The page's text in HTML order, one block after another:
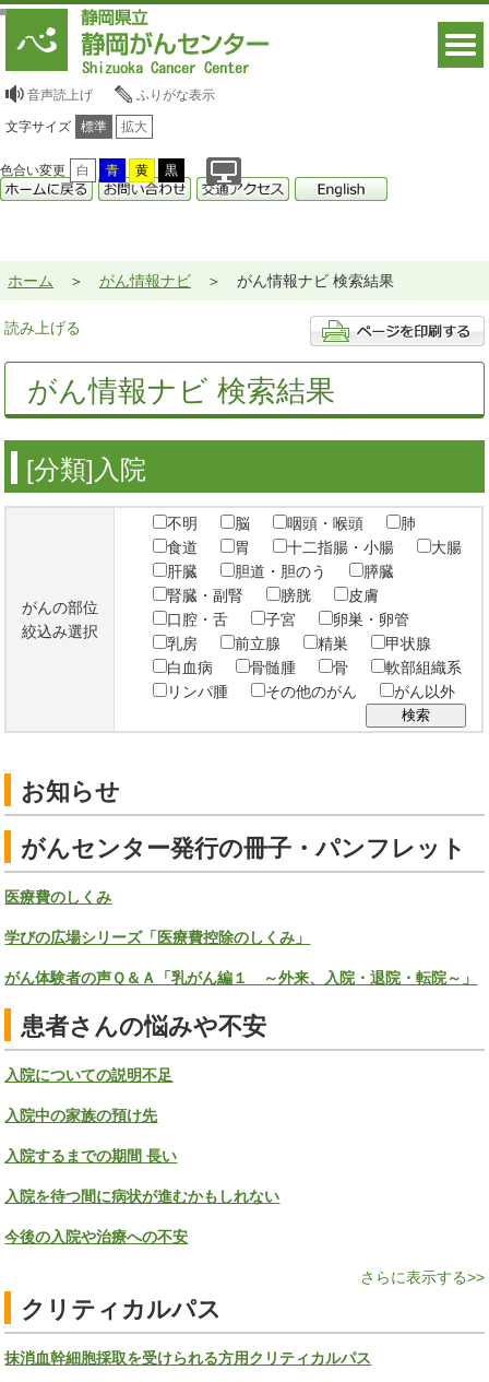
音声読上げ ふりがな表示
文字サイズ 標準 拡大
色合い変更 白 青 黄 黒
ホーム がん情報ナビ がん情報ナビ 検索結果
読み上げる
がん情報ナビ 検索結果
[分類]入院
がんの部位
絞込み選択
不明 脳 咽頭・喉頭
肺
食道
胃 十二指腸・小腸
大腸
肝臓
胆道・胆のう
膵臓
腎臓・副腎
膀胱
皮膚
口腔・舌
子宮
卵巣・卵管
乳房
前立腺 精巣
甲状腺
白血病
骨髄腫 骨
軟部組織系
リンパ腫
その他のがん がん以外
お知らせ
がんセンター発行の冊子・パンフレット
医療費のしくみ
学びの広場シリーズ「医療費控除のしくみ」
がん体験者の声Ｑ＆Ａ「乳がん編１ ～外来、入院・退院・転院～」
患者さんの悩みや不安
入院についての説明不足
入院中の家族の預け先
入院するまでの期間 長い
入院を待つ間に病状が進むかもしれない
今後の入院や治療への不安
さらに表示する>>
クリティカルパス
抹消血幹細胞採取を受けられる方用クリティカルパス